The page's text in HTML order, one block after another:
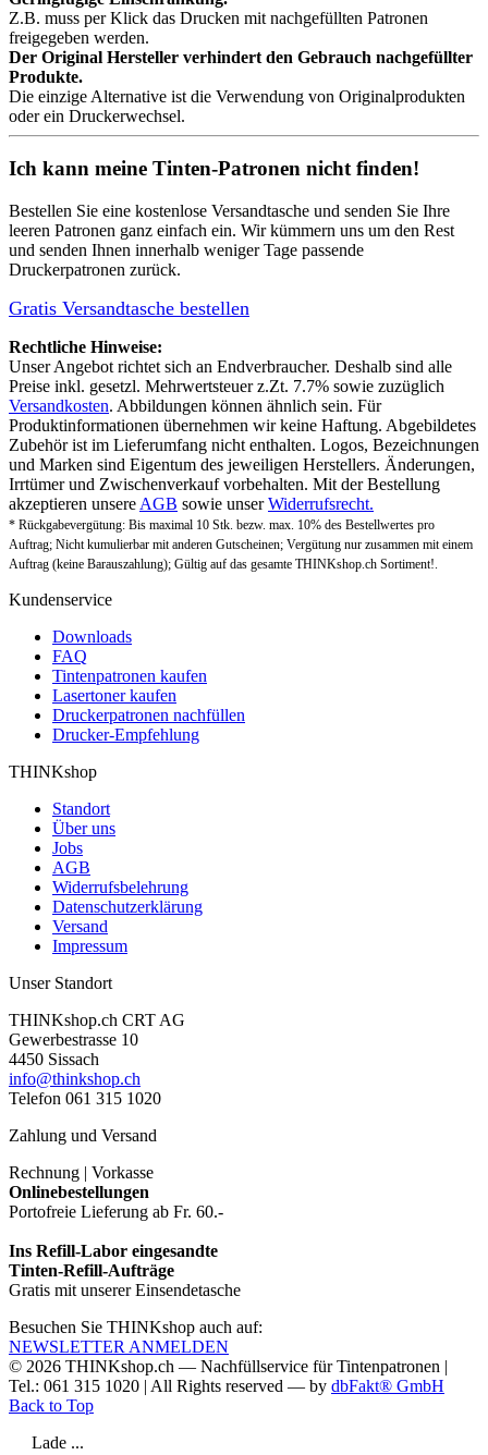
Z.B. muss per Klick das Drucken mit nachgefüllten Patronen
freigegeben werden.
Der Original Hersteller verhindert den Gebrauch nachgefüllter
Produkte.
Die einzige Alternative ist die Verwendung von Originalprodukten
oder ein Druckerwechsel.
Ich kann meine Tinten-Patronen nicht finden!
Bestellen Sie eine kostenlose Versandtasche und senden Sie Ihre
leeren Patronen ganz einfach ein. Wir kümmern uns um den Rest
und senden Ihnen innerhalb weniger Tage passende
Druckerpatronen zurück.
Gratis Versandtasche bestellen
Rechtliche Hinweise:
Unser Angebot richtet sich an Endverbraucher. Deshalb sind alle
Preise inkl. gesetzl. Mehrwertsteuer z.Zt. 7.7% sowie zuzüglich
Versandkosten. Abbildungen können ähnlich sein. Für
Produktinformationen übernehmen wir keine Haftung. Abgebildetes
Zubehör ist im Lieferumfang nicht enthalten. Logos, Bezeichnungen
und Marken sind Eigentum des jeweiligen Herstellers. Änderungen,
Irrtümer und Zwischenverkauf vorbehalten. Mit der Bestellung
akzeptieren unsere AGB sowie unserWiderrufsrecht.
* Rückgabevergütung: Bis maximal 10 Stk. bezw. max. 10% des Bestellwertes pro
Auftrag; Nicht kumulierbar mit anderen Gutscheinen; Vergütung nur zusammen mit einem
Auftrag (keine Barauszahlung); Gültig auf das gesamte THINKshop.ch Sortiment!.
Kundenservice
Downloads
FAQ
Tintenpatronen kaufen
Lasertoner kaufen
Druckerpatronen nachfüllen
Drucker-Empfehlung
THINKshop
Standort
Über uns
Jobs
AGB
Widerrufsbelehrung
Datenschutzerklärung
Versand
Impressum
Unser Standort
THINKshop.ch CRT AG
Gewerbestrasse 10
4450 Sissach
info@thinkshop.ch
Telefon 061 315 1020
Zahlung und Versand
Rechnung | Vorkasse
Onlinebestellungen
Portofreie Lieferung ab Fr. 60.-
Ins Refill-Labor eingesandte
Tinten-Refill-Aufträge
Gratis mit unserer Einsendetasche
Besuchen Sie THINKshop auch auf:
NEWSLETTER ANMELDEN
© 2026 THINKshop.ch — Nachfüllservice fürTintenpatronen |
Tel.: 061 315 1020 | All Rights reserved — by dbFakt® GmbH
Back to Top
Lade ...